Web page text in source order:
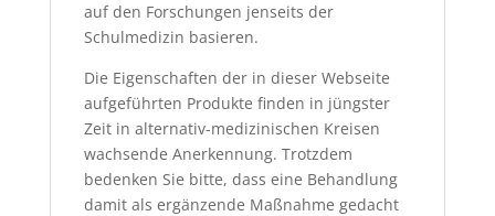
auf den Forschungen jenseits der
Schulmedizin basieren.
Die Eigenschaften der in dieser Webseite
aufgeführten Produkte finden in jüngster
Zeit in alternativ-medizinischen Kreisen
wachsende Anerkennung. Trotzdem
bedenken Sie bitte, dass eine Behandlung
damit als ergänzende Maßnahme gedacht